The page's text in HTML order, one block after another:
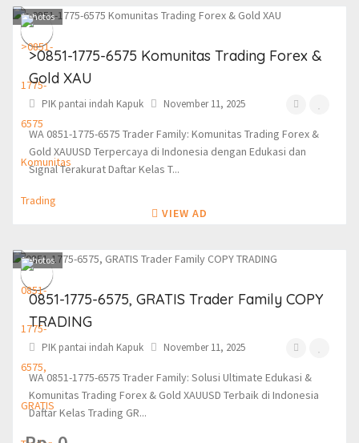
1photos
>0851-1775-6575 Komunitas Trading Forex &
Gold XAU
PIK pantai indah Kapuk November 11, 2025
WA 0851-1775-6575 Trader Family: Komunitas Trading Forex &
Gold XAUUSD Terpercaya di Indonesia dengan Edukasi dan
Signal Terakurat Daftar Kelas T...
VIEW AD
1photos
0851-1775-6575, GRATIS Trader Family COPY
TRADING
PIK pantai indah Kapuk November 11, 2025
WA 0851-1775-6575 Trader Family: Solusi Ultimate Edukasi &
Komunitas Trading Forex & Gold XAUUSD Terbaik di Indonesia
Daftar Kelas Trading GR...